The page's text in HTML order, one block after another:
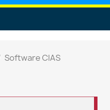
Software CIAS